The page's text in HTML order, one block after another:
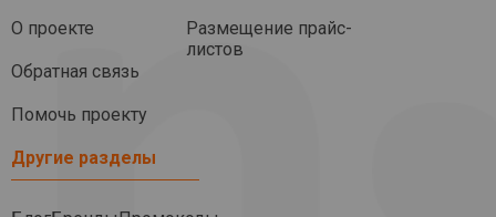
О проекте
Обратная связь
Помочь проекту
Размещение прайс-
листов
Другие разделы